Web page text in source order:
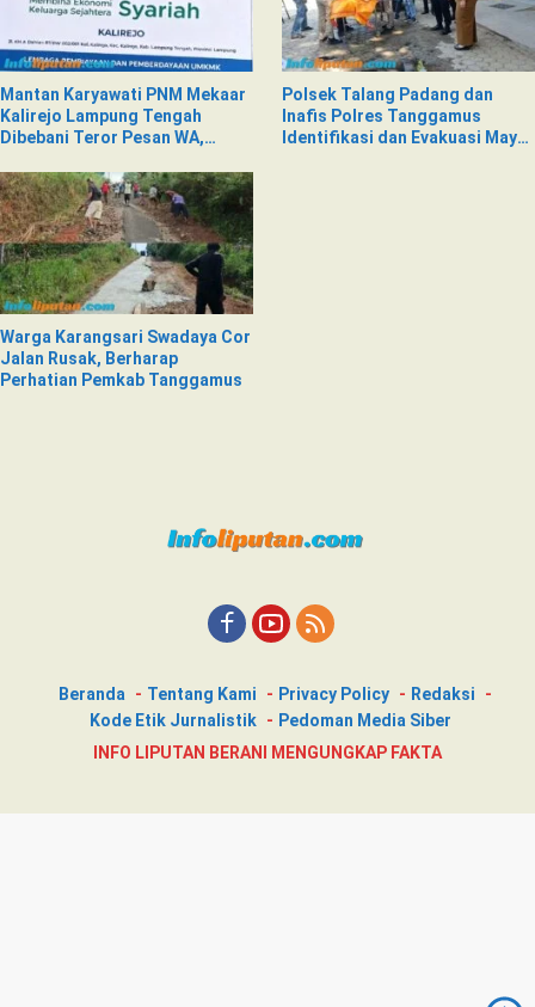
Mantan Karyawati PNM Mekaar
Kalirejo Lampung Tengah
Dibebani Teror Pesan WA,
Polsek Talang Padang dan
Inafis Polres Tanggamus
Identifikasi dan Evakuasi Mayat
Warga Karangsari Swadaya Cor
Jalan Rusak, Berharap
Perhatian Pemkab Tanggamus
Beranda Tentang Kami Privacy Policy
Redaksi
Kode Etik Jurnalistik
Pedoman Media Siber
INFO LIPUTAN BERANI MENGUNGKAP FAKTA